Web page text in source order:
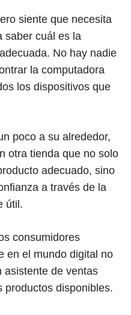
siente que necesita
saber cuál es la
No hay nadie
la computadora
los dispositivos que
poco a su alrededor,
otra tienda que no solo
adecuado, sino
a través de la
útil.
consumidores
en el mundo digital no
asistente de ventas
productos disponibles.